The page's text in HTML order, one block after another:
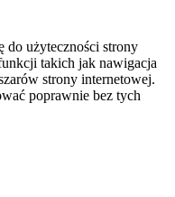
do użyteczności strony
takich jak nawigacja
strony internetowej.
poprawnie bez tych